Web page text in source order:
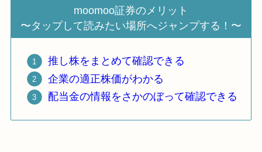
moomoo証券のメリット
〜タップして読みたい場所へジャンプする！〜
推し株をまとめて確認できる
企業の適正株価がわかる
配当金の情報をさかのぼって確認できる